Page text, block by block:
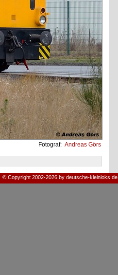
Fotograf: Andreas Görs
© Copyright 2002-2026 by deutsche-kleinloks.de